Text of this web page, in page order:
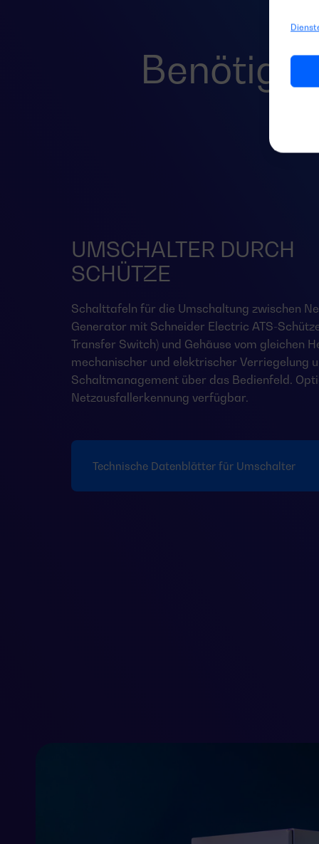
UMSCHALTER DURCH
SCHÜTZE
Schalttafeln für die Umschaltung zwischen
Generator mit Schneider Electric ATS-
Transfer Switch) und Gehäuse vom gleichen
mechanischer und elektrischer Verriegelung
Schaltmanagement über das Bedienfeld.
Netzausfallerkennung verfügbar.
Technische Datenblätter für Umschalter